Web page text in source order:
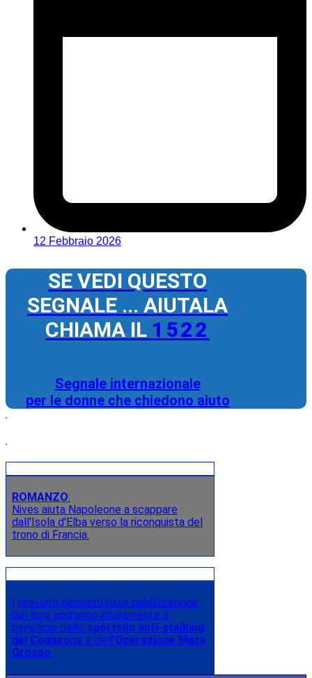
12 Febbraio 2026
SE VEDI QUESTO
SEGNALE ... AIUTALA
CHIAMA IL 1522
Segnale internazionale
per le donne che chiedono aiuto
ROMANZO:
Nives aiuta Napoleone a scappare
dall'Isola d'Elba verso la riconquista del
trono di Francia.
I proventi derivanti dalla pubblicazione
del libro andranno interamente a
beneficio dello sportello anti-stalking
del Codacons e dell’Operazione Mato
Grosso.